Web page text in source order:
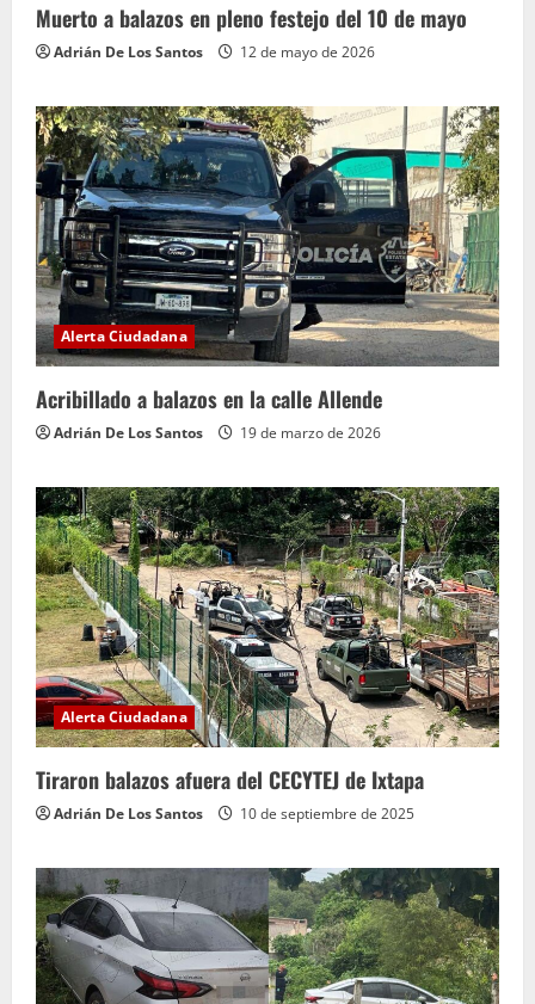
Muerto a balazos en pleno festejo del 10 de mayo
Adrián De Los Santos 12 de mayo de 2026
Alerta Ciudadana
Acribillado a balazos en la calle Allende
Adrián De Los Santos 19 de marzo de 2026
Alerta Ciudadana
Tiraron balazos afuera del CECYTEJ de Ixtapa
Adrián De Los Santos 10 de septiembre de 2025